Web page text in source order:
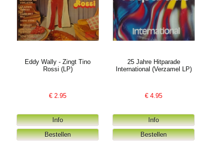
Eddy Wally - Zingt Tino
Rossi (LP)
€ 2.95
25 Jahre Hitparade
International (Verzamel LP)
€4.95